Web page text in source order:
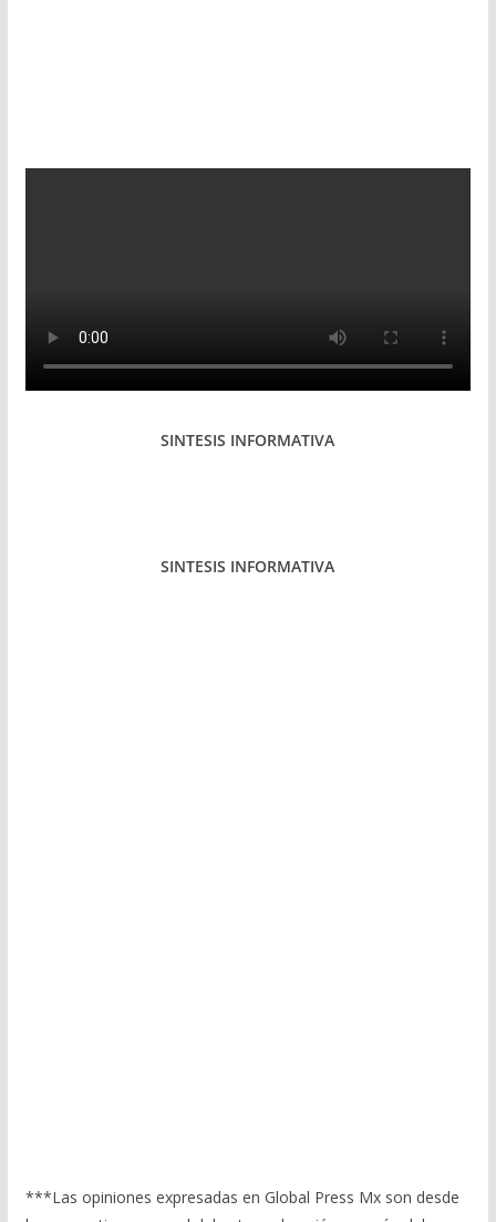
SINTESIS INFORMATIVA
SINTESIS INFORMATIVA
***Las opiniones expresadas en Global Press Mx son desde